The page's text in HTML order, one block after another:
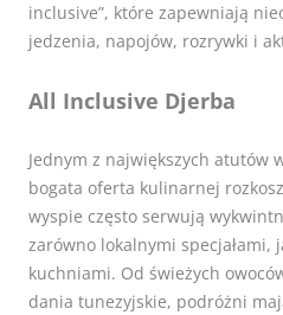
inclusive”, które zapewniają
jedzenia, napojów, rozrywki i
All Inclusive Djerba
Jednym z największych atutów
bogata oferta kulinarnej
wyspie często serwują
zarówno lokalnymi specjałami,
kuchniami. Od świeżych
dania tunezyjskie, podróżni